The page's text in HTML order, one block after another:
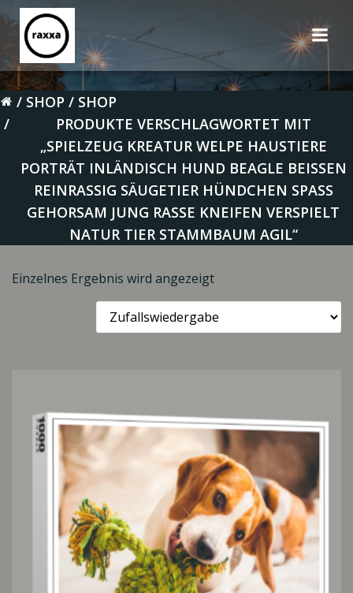
SHOP
SHOP
PRODUKTE VERSCHLAGWORTET MIT
„SPIELZEUG KREATUR WELPE HAUSTIERE
PORTRÄT INLÄNDISCH HUND BEAGLE BEISSEN R
EINRASSIG SÄUGETIER HÜNDCHEN SPASS GE
HORSAM JUNG RASSE KNEIFEN VERSPIELT NA
TUR TIER STAMMBAUM AGIL“
Einzelnes Ergebnis wird angezeigt